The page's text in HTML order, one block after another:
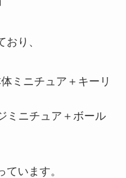
り、
ミニチュア＋キーリ
ミニチュア＋ボール
います。